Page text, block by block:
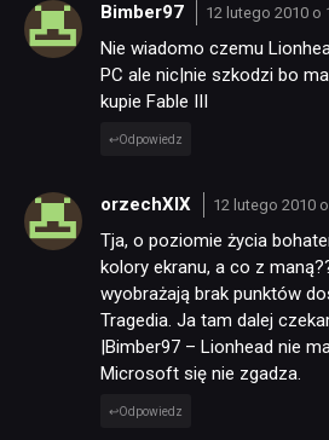
Bimber97 12 lutego 2010 o
Nie wiadomo czemu
PC ale nic|nie szkodzi bo
kupie Fable III
Odpowiedz
orzechXIX 12 lutego 2010
Tja, o poziomie życia
kolory ekranu, a co z
wyobrażają brak punktów
Tragedia. Ja tam dalej
|Bimber97 – Lionhead nie
Microsoft się nie zgadza.
Odpowiedz